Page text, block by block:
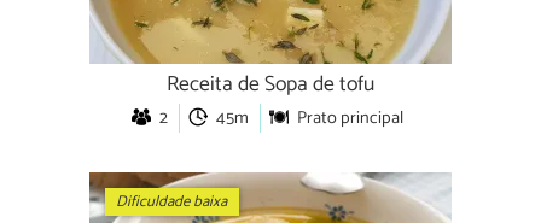
Receita de Sopa de tofu
2 45m Prato principal
Dificuldade baixa